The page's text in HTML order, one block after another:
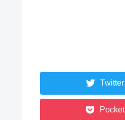
Twitter
Pocket